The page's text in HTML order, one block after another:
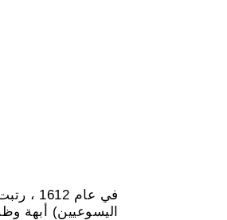
في عام 1612 ، رتبت ملكة فرنسا السابقة ماري
اليسوعيين) أبهة